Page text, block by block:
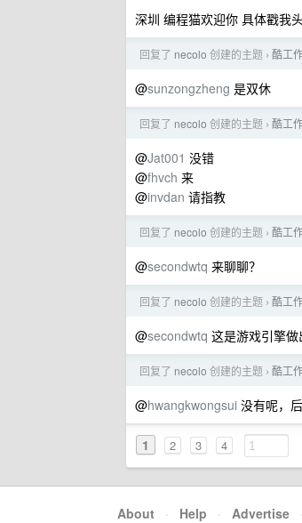
深圳 编程猫欢迎你 具体戳我
回复了 necolo 创建的主题 › 酷工
@sunzongzheng 是双休
回复了 necolo 创建的主题 › 酷工
@Jat001 没错
@fhvch 来
@invdan 请指教
回复了 necolo 创建的主题 › 酷工
@secondwtq 来聊聊？
回复了 necolo 创建的主题 › 酷工
@secondwtq 这是游戏引擎
回复了 necolo 创建的主题 › 酷工
@hwangkwongsui 没有呢，
1 2 3 4
About · Help · Advertise ·